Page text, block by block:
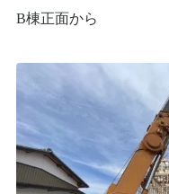
B棟正面から